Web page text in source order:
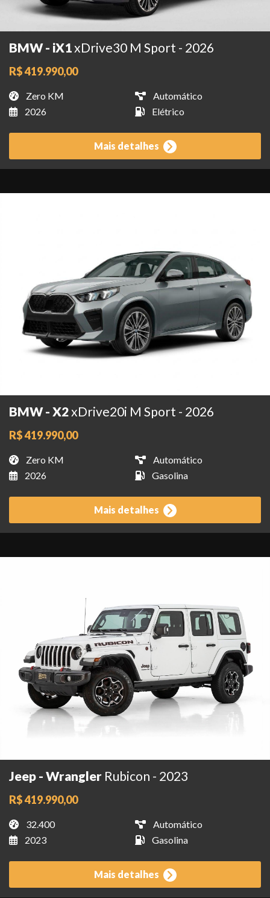
BMW - iX1xDrive30 M Sport - 2026
R$ 419.990,00
Zero KM
Automático
2026
Elétrico
Mais detalhes
BMW - X2xDrive20i M Sport - 2026
R$ 419.990,00
Zero KM
Automático
2026
Gasolina
Mais detalhes
Jeep - Wrangler Rubicon - 2023
R$ 419.990,00
32.400
Automático
2023
Gasolina
Mais detalhes